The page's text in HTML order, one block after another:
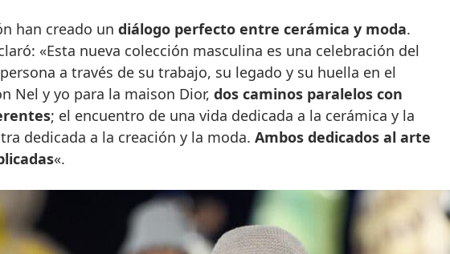
han creado un diálogo perfecto entre cerámica y moda.
«Esta nueva colección masculina es una celebración del
a través de su trabajo, su legado y su huella en el
Nel y yo para la maison Dior, dos caminos paralelos con
; el encuentro de una vida dedicada a la cerámica y la
dedicada a la creación y la moda. Ambos dedicados al arte
«.